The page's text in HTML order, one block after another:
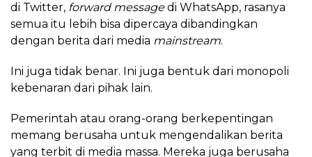
di Twitter, forward messagedi WhatsApp, rasanya
semua itu lebih bisa dipercaya dibandingkan
dengan berita dari media mainstream.
Ini juga tidak benar. Ini juga bentuk dari monopoli
kebenaran dari pihak lain.
Pemerintah atau orang-orang berkepentingan
memang berusaha untuk mengendalikan berita
yang terbit di media massa. Mereka juga berusaha